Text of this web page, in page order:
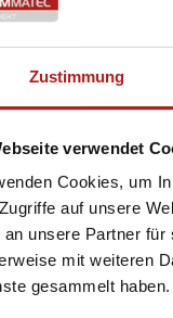
Zustimmung
verwendet
Cookies, um
auf unsere
an unsere Partner
mit weiteren
gesammelt haben.